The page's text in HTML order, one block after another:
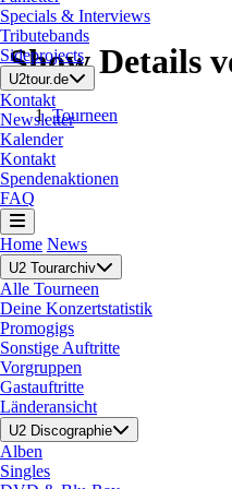
Specials & Interviews
Tributebands
Sideprojects
U2tour.de
Kontakt
Newsletter
Kalender
Kontakt
Spendenaktionen
FAQ
Home News
U2 Tourarchiv
Alle Tourneen
Deine Konzertstatistik
Promogigs
Sonstige Auftritte
Vorgruppen
Gastauftritte
Länderansicht
U2 Discographie
Alben
Singles
Show Details
Tourneen